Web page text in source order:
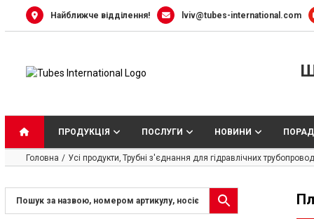
Найближче відділення! lviv@tubes-international.com
ПРОДУКЦІЯ ПОСЛУГИ НОВИНИ
Головна Усі продукти Трубні з'єднання для гідравлічних